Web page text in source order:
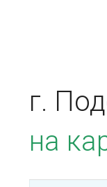
г.
на